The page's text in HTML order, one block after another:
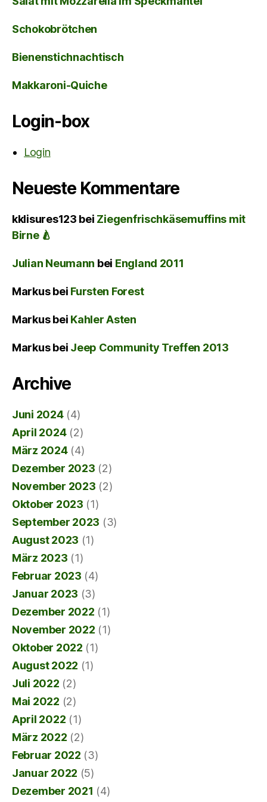
Schokobrötchen
Bienenstichnachtisch
Makkaroni-Quiche
Login-box
Login
Neueste Kommentare
kklisures123 bei Ziegenfrischkäsemuffins mit
Birne 🍐
Julian Neumann bei England 2011
Markusbei Fursten Forest
Markusbei Kahler Asten
Markusbei Jeep Community Treffen 2013
Archive
Juni 2024(4)
April 2024(2)
März 2024(4)
Dezember 2023 (2)
November 2023 (2)
Oktober 2023 (1)
September 2023 (3)
August 2023 (1)
März 2023 (1)
Februar 2023 (4)
Januar 2023 (3)
Dezember 2022 (1)
November 2022 (1)
Oktober 2022 (1)
August 2022 (1)
Juli 2022 (2)
Mai 2022 (2)
April 2022 (1)
März 2022 (2)
Februar 2022 (3)
Januar 2022 (5)
Dezember 2021 (4)